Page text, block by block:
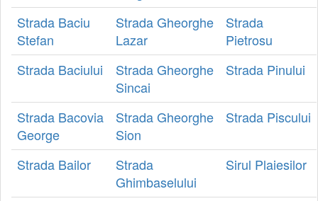
Strada Baciu
Stefan
Strada Gheorghe
Lazar
Strada
Pietrosu
Strada Baciului
Strada Gheorghe
Sincai
Strada Pinului
Strada Bacovia
George
Strada Gheorghe
Sion
Strada Piscului
Strada Bailor
Strada
Ghimbaselului
Sirul Plaiesilor